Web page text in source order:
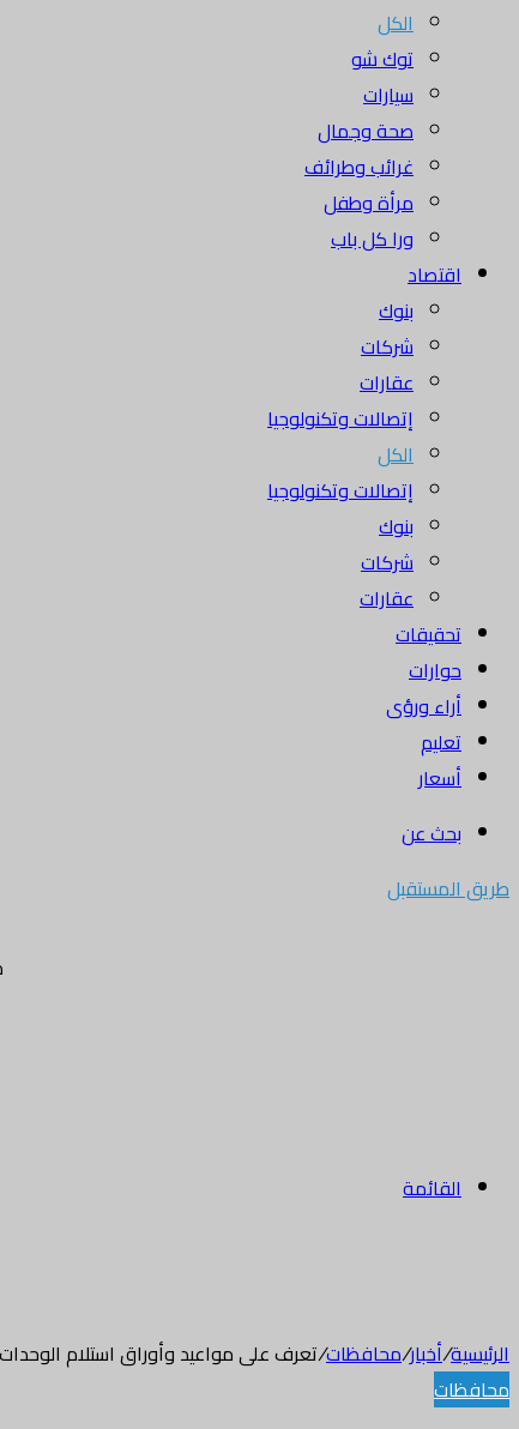
الكل
توك شو
سيارات
صحة وجمال
غرائب وطرائف
مرأة وطفل
ورا كل باب
اقتصاد
بنوك
شركات
عقارات
إتصالات وتكنولوجيا
الكل
إتصالات وتكنولوجيا
بنوك
شركات
عقارات
تحقيقات
حوارات
أراء ورؤى
تعليم
أسعار
بحث عن
طريق المستقبل
القائمة
الرئيسية/أخبار/محافظات/تعرف على مواعيد وأوراق استلام
محافظات